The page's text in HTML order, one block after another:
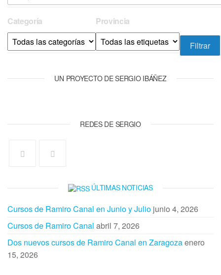
Categoría Provincia
UN PROYECTO DE SERGIO IBÁÑEZ
REDES DE SERGIO
ÚLTIMAS NOTICIAS
Cursos de Ramiro Canal en Junio y Julio junio 4, 2026
Cursos de Ramiro Canal abril 7, 2026
Dos nuevos cursos de Ramiro Canal en Zaragozaenero
15, 2026